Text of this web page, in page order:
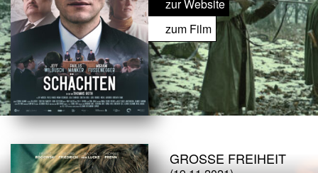
zur Website
zum Film
GROSSE FREIHEIT